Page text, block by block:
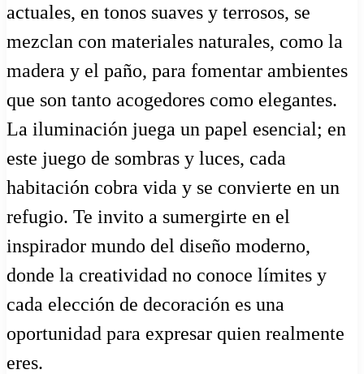
actuales, en tonos suaves y terrosos, se
mezclan con materiales naturales, como la
madera y el paño, para fomentar ambientes
que son tanto acogedores como elegantes.
La iluminación juega un papel esencial; en
este juego de sombras y luces, cada
habitación cobra vida y se convierte en un
refugio. Te invito a sumergirte en el
inspirador mundo del diseño moderno,
donde la creatividad no conoce límites y
cada elección de decoración es una
oportunidad para expresar quien realmente
eres.